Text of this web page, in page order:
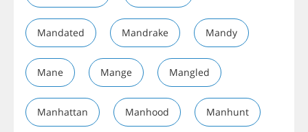
Mandated Mandrake Mandy
Mane Mange Mangled
Manhattan Manhood Manhunt